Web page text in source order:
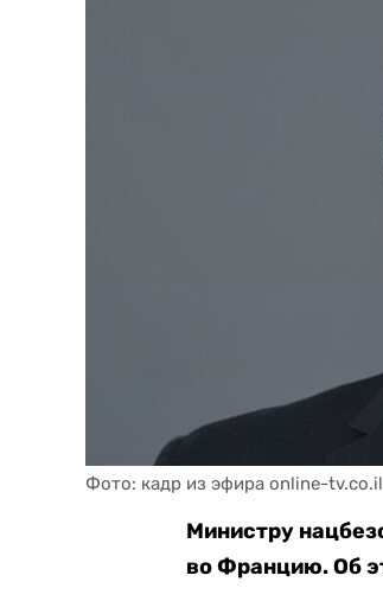
Фото: кадр из эфира online-tv.co.il
Министру
во Францию. Об